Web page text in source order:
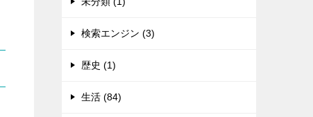
検索エンジン (3)
歴史 (1)
生活 (84)